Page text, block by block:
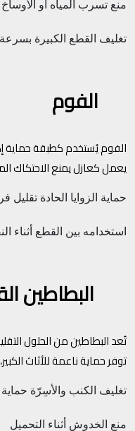
منع تسرب المياه أو الأوساخ
تغليف القطع الكبيرة
الفوم
الفوم يُستخدم كطبقة
يعمل كعازل يمنع الاحتكاك
حماية الزوايا الحادة تقليل
استخدامه بين القطع أثناء
البطاطين
تُعد البطاطين من الحلول
توفر حماية ناعمة للأثاث
تغليف الكنب والأسِرّة
منع الخدوش أثناء التحميل